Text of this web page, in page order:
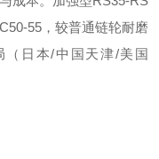
55，较普通链轮耐磨
（日本/中国天津/美国